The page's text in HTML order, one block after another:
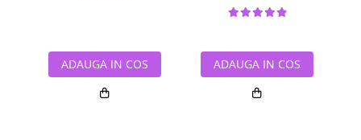
ADAUGA IN COS ADAUGA IN COS